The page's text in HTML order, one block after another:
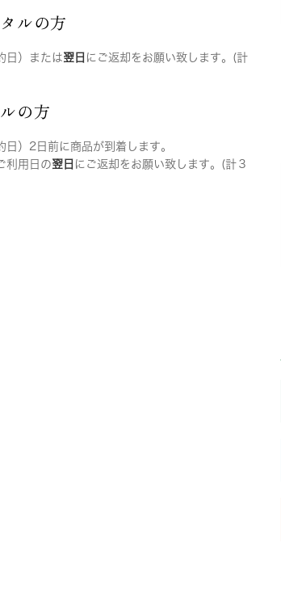
ルの方
日）または翌日 にご返却をお願い致します。(計
の方
日）2日前に商品が到着します。
利用日の翌日 にご返却をお願い致します。(計３